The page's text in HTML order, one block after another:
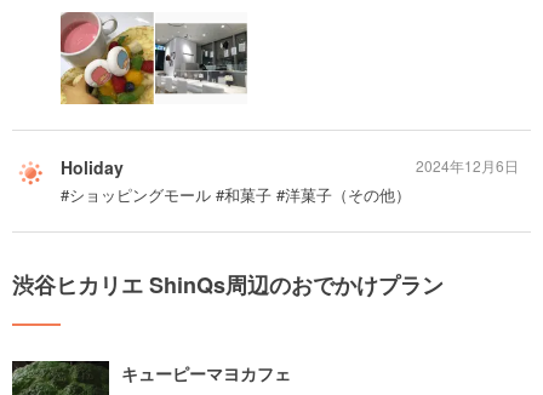
Holiday
#ショッピングモール #和菓子 #洋菓子（その他）
2024年12月6日
渋谷ヒカリエ ShinQs周辺のおでかけプラン
キューピーマヨカフェ